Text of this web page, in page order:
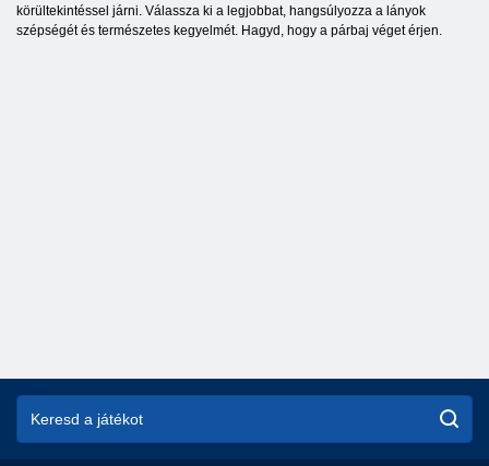
körültekintéssel járni. Válassza ki a legjobbat, hangsúlyozza a lányok
szépségét és természetes kegyelmét. Hagyd, hogy a párbaj véget érjen.